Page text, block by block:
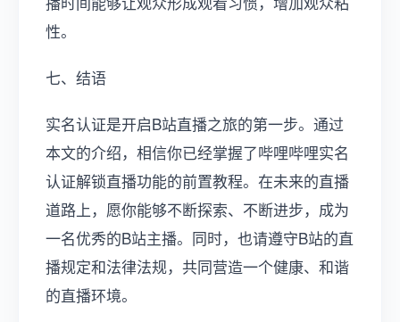
性。
七、结语
实名认证是开启B站直播之旅的第一步。通过
本文的介绍，相信你已经掌握了哔哩哔哩实名
认证解锁直播功能的前置教程。在未来的直播
道路上，愿你能够不断探索、不断进步，成为
一名优秀的B站主播。同时，也请遵守B站的直
播规定和法律法规，共同营造一个健康、和谐
的直播环境。